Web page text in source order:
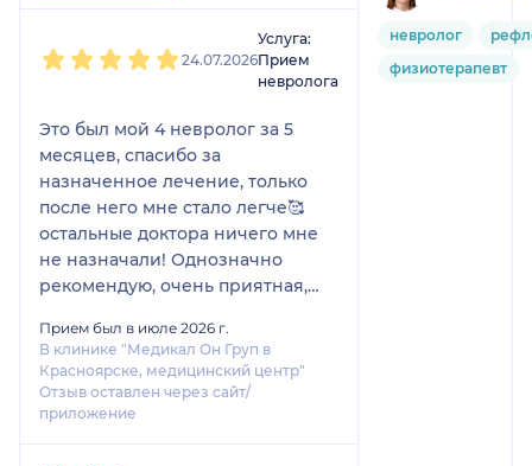
24.07.2026
Услуга:
Прием
невролога
Это был мой 4 невролог за 5
месяцев, спасибо за
назначенное лечение, только
после него мне стало легче🥰
остальные доктора ничего мне
не назначали! Однозначно
рекомендую, очень приятная,
лечение прописала.пришла к
ней по рекомендации и не
пожалела!
Прием был в июле 2026 г.
В клинике "Медикал Он Груп в
Красноярске, медицинский центр"
Отзыв оставлен через сайт/
приложение
невролог
физиотерапевт